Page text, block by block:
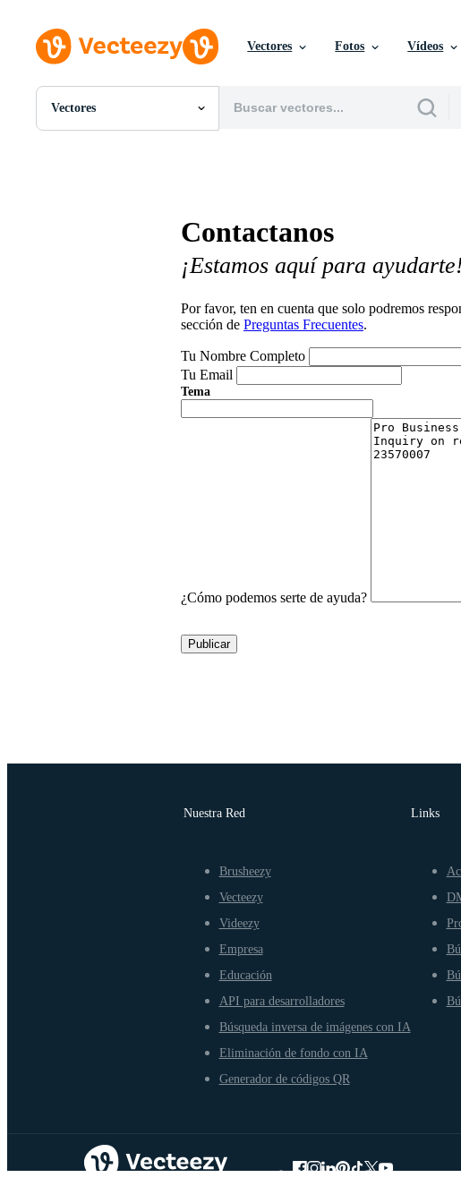
Vectores Fotos Vídeos
Vectores
Todas Imágenes
Gráficos en Movimiento
Contactanos
¡Estamos aquí para
Por favor, ten en cuenta que solo podremos
sección de Preguntas Frecuentes.
Tu Nombre Completo
Tu Email
Tema
¿Cómo podemos serte de ayuda?
Publicar
Nuestra Red
Brusheezy
Vecteezy
Videezy
Empresa
Educación
API para desarrolladores
Búsqueda inversa de imágenes con IA
Eliminación de fondo con IA
Generador de códigos QR
Links